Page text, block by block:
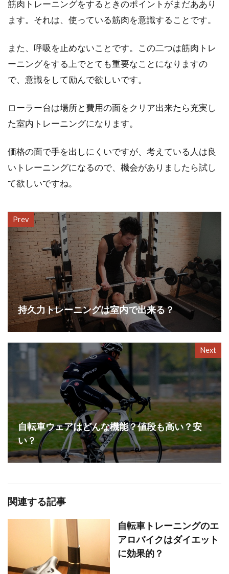
筋肉トレーニングをするときのポイントがまだああり
ます。それは、使っている筋肉を意識することです。
また、呼吸を止めないことです。この二つは筋肉トレ
ーニングをする上でとても重要なことになりますの
で、意識をして励んで欲しいです。
ローラー台は場所と費用の面をクリア出来たら充実し
た室内トレーニングになります。
価格の面で手を出しにくいですが、考えている人は良
いトレーニングになるので、機会がありましたら試し
て欲しいですね。
Prev
持久力トレーニングは室内で出来る？
Next
自転車ウェアはどんな機能？値段も高い？安
い？
関連する記事
自転車トレーニングのエ
アロバイクはダイエット
に効果的？